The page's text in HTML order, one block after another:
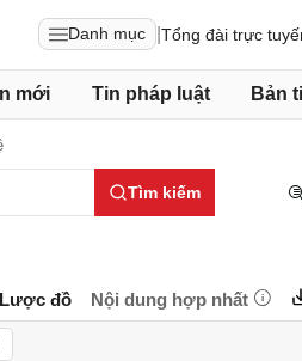
Danh mục Tổng đài trực
mới Tin pháp luật Bản
Tìm kiếm
Lược đồ Nội dung hợp nhất